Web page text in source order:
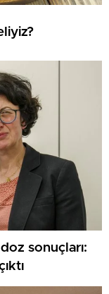
doz sonuçları: